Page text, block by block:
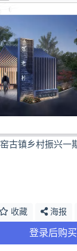
古镇乡村振兴一
收藏 海报
登录后购买